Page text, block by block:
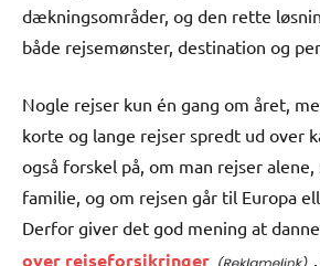
dækningsområder, og den rette
både rejsemønster, destination og
Nogle rejser kun én gang om året,
korte og lange rejser spredt ud over
også forskel på, om man rejser
familie, og om rejsen går til Europa
Derfor giver det god mening at
over rejseforsikringer